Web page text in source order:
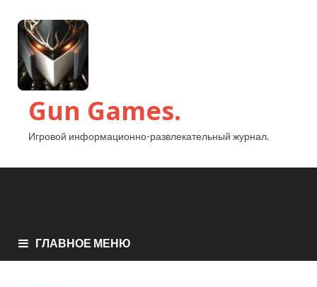
Gun Games.
Игровой информационно-развлекательный журнал.
ГЛАВНОЕ МЕНЮ